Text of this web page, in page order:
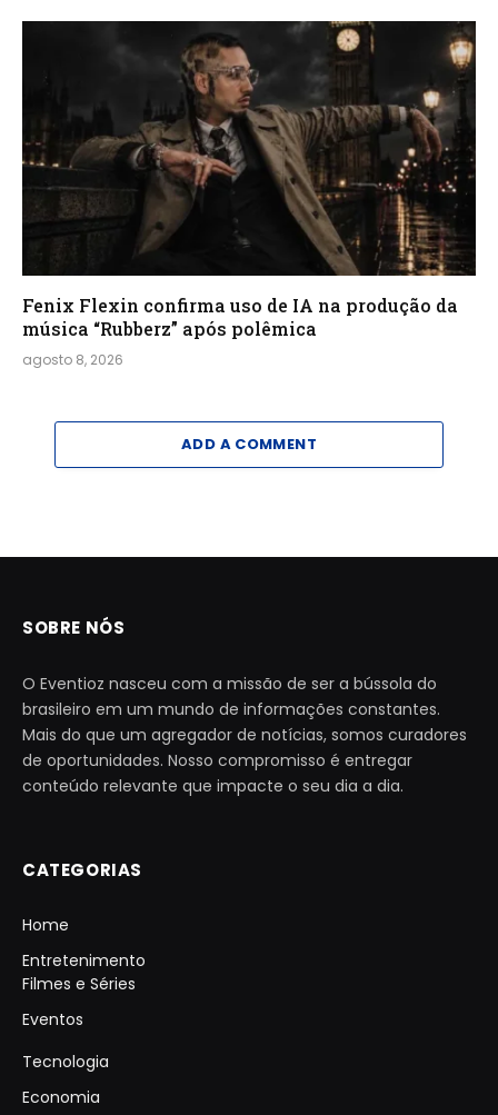
Fenix Flexin confirma uso de IA na produção da
música “Rubberz” após polêmica
agosto 8, 2026
ADD A COMMENT
SOBRE NÓS
O Eventioz nasceu com a missão de ser a bússola do
brasileiro em um mundo de informações constantes.
Mais do que um agregador de notícias, somos curadores
de oportunidades. Nosso compromisso é entregar
conteúdo relevante que impacte o seu dia a dia.
CATEGORIAS
Home
Entretenimento
Filmes e Séries
Eventos
Tecnologia
Economia